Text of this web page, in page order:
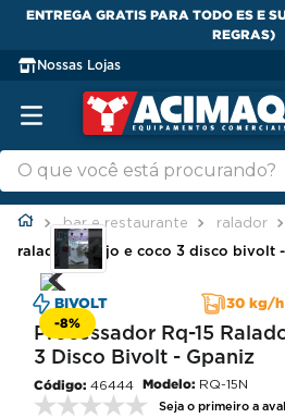
ENTREGA GRATIS PARA TODO ES E
REGRAS)
Nossas Lojas
bar e restaurante ralador
ralador queijo e coco 3 disco bivolt
BIVOLT 30 kg/h
-8%
Processador Rq-15
3 Disco Bivolt - Gpaniz
46444 Modelo: RQ-15N
Seja o primeiro a